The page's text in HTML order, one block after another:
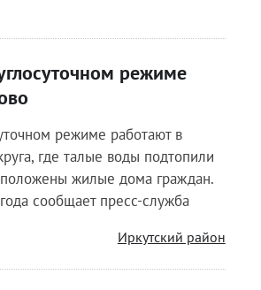
режиме
режиме работают в
где талые воды подтопили
жилые дома граждан.
сообщает пресс-служба
Иркутский район